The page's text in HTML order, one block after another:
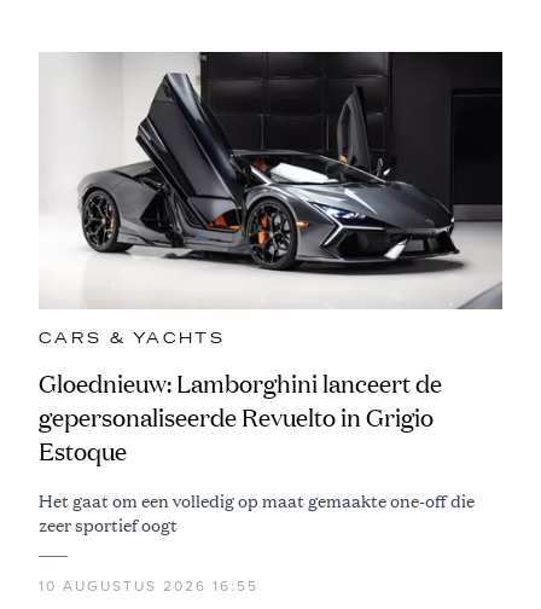
CARS & YACHTS
Gloednieuw: Lamborghini lanceert de
gepersonaliseerde Revuelto in Grigio
Estoque
Het gaat om een volledig op maat gemaakte one-off die
zeer sportief oogt
10 AUGUSTUS 2026 16:55